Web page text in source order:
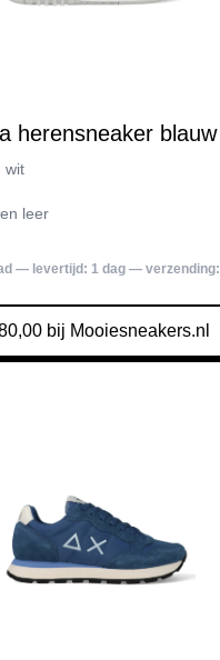
herensneaker blauw
wit
leer
— levertijd: 1 dag — verzending:
bij Mooiesneakers.nl